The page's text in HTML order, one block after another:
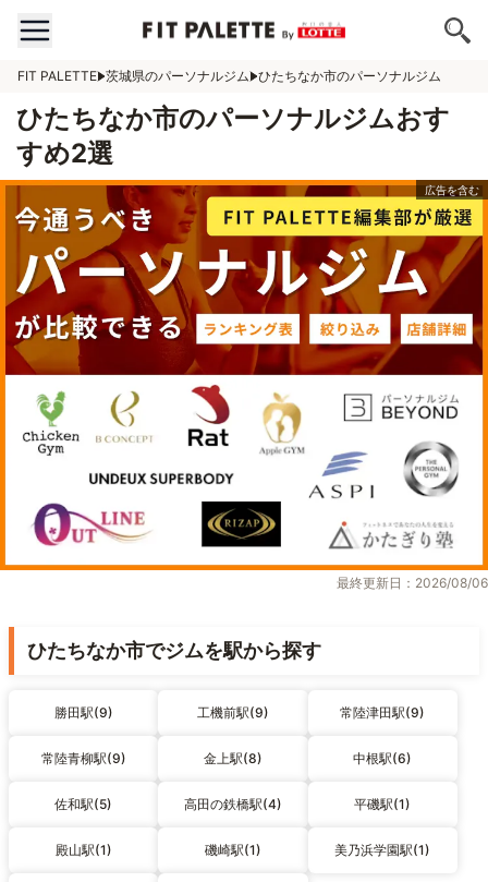
FIT PALETTE 茨城県のパーソナルジム ひたちなか市のパーソナルジム
ひたちなか市のパーソナルジムおす
すめ2選
最終更新日：2026/08/06
ひたちなか市でジムを駅から探す
勝田駅(9) 工機前駅(9) 常陸津田駅(9)
常陸青柳駅(9) 金上駅(8) 中根駅(6)
佐和駅(5) 高田の鉄橋駅(4) 平磯駅(1)
殿山駅(1) 磯崎駅(1) 美乃浜学園駅(1)